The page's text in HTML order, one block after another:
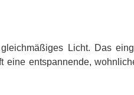
Licht. Das
eine entspannende,